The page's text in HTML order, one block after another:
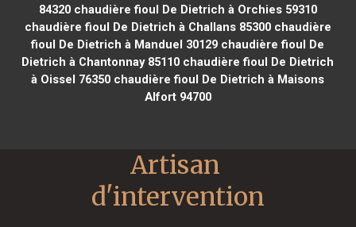
84320chaudière fioul De Dietrich à Orchies 59310
chaudière fioul De Dietrich à Challans 85300chaudière
fioul De Dietrich à Manduel 30129 chaudière fioul De
Dietrich à Chantonnay 85110 chaudière fioul De Dietrich
à Oissel 76350 chaudière fioul De Dietrich à Maisons
Alfort 94700
Artisan
d'intervention